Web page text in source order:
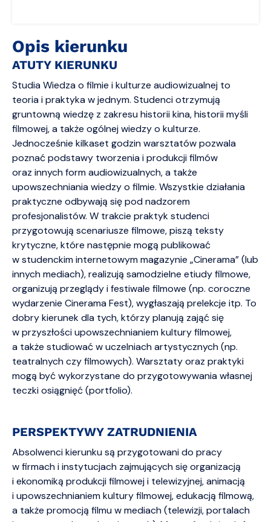
Opis kierunku
ATUTY KIERUNKU
Studia Wiedza o filmie i kulturze audiowizualnej to
teoria i praktyka w jednym. Studenci otrzymują
gruntowną wiedzę z zakresu historii kina, historii myśli
filmowej, a także ogólnej wiedzy o kulturze.
Jednocześnie kilkaset godzin warsztatów pozwala
poznać podstawy tworzenia i produkcji filmów
oraz innych form audiowizualnych, a także
upowszechniania wiedzy o filmie. Wszystkie działania
praktyczne odbywają się pod nadzorem
profesjonalistów. W trakcie praktyk studenci
przygotowują scenariusze filmowe, piszą teksty
krytyczne, które następnie mogą publikować
w studenckim internetowym magazynie „Cinerama” (lub
innych mediach), realizują samodzielne etiudy filmowe,
organizują przeglądy i festiwale filmowe (np. coroczne
wydarzenie Cinerama Fest), wygłaszają prelekcje itp. To
dobry kierunek dla tych, którzy planują zająć się
w przyszłości upowszechnianiem kultury filmowej,
a także studiować w uczelniach artystycznych (np.
teatralnych czy filmowych). Warsztaty oraz praktyki
mogą być wykorzystane do przygotowywania własnej
teczki osiągnięć (portfolio).
PERSPEKTYWY ZATRUDNIENIA
Absolwenci kierunku są przygotowani do pracy
w firmach i instytucjach zajmujących się organizacją
i ekonomiką produkcji filmowej i telewizyjnej, animacją
i upowszechnianiem kultury filmowej, edukacją filmową,
a także promocją filmu w mediach (telewizji, portalach